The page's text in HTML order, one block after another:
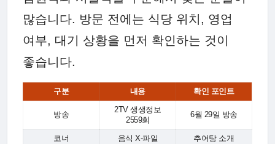
많습니다. 방문 전에는 식당 위치, 영업
여부, 대기 상황을 먼저 확인하는 것이
좋습니다.
구분 내용 확인 포인트
방송
2TV 생생정보
2559회
6월 29일 방송
코너 음식 X-파일 추어탕 소개